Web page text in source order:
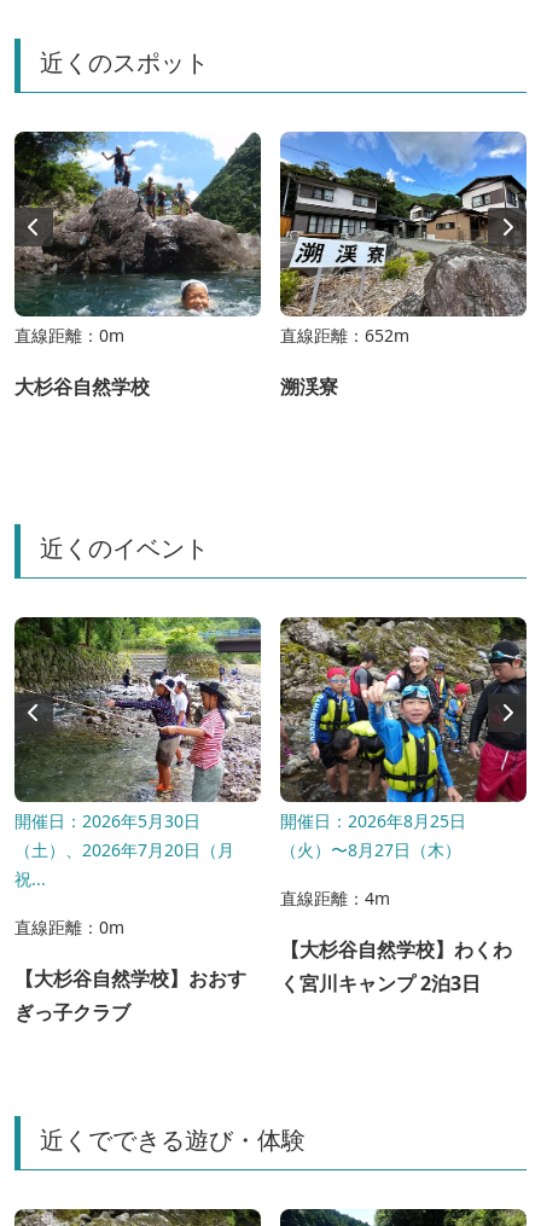
近くのスポット
直線距離：0m
大杉谷自然学校
直線距離：652m
溯渓寮
近くのイベント
開催日：2026年5月30日
（土）、2026年7月20日（月
祝...
直線距離：0m
【大杉谷自然学校】おおす
ぎっ子クラブ
開催日：2026年8月25日
（火）〜8月27日（木）
直線距離：4m
【大杉谷自然学校】わくわ
く宮川キャンプ 2泊3日
近くでできる遊び・体験